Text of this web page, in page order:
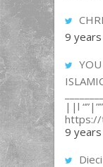
9
||l
https://
9